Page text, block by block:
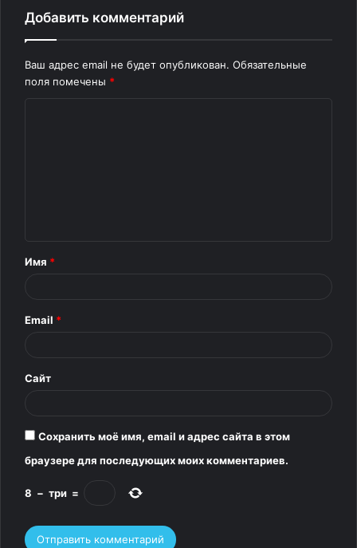
«Я сантехник, работал в пустом пространстве над
любопытный котейка»
Добавить комментарий
Ваш адрес email не будет опубликован. Обязательные
поля помечены *
и
*
Имя *
Email *
Сайт
Сохранить моё имя, email и адрес сайта в этом
браузере для последующих моих комментариев.
8 − три =